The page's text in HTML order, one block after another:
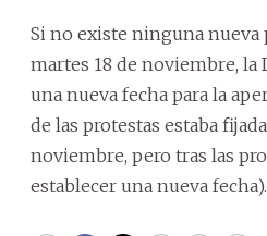
Si no existe ninguna nueva
martes 18 de noviembre, la
una nueva fecha para la
de las protestas estaba
noviembre, pero tras las
establecer una nueva fecha).